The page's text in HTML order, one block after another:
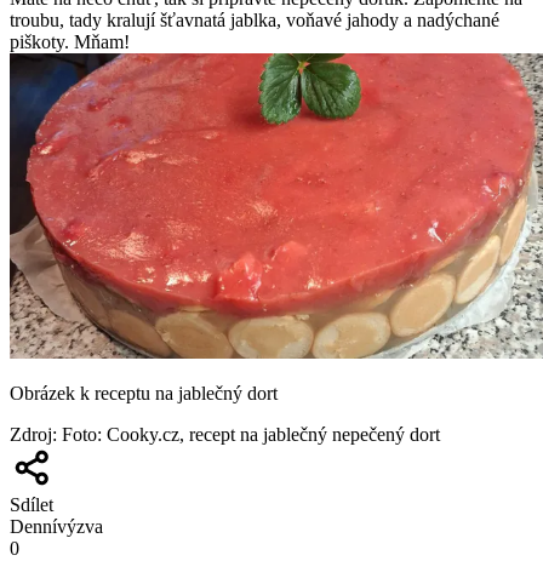
troubu, tady kralují šťavnatá jablka, voňavé jahody a nadýchané
piškoty. Mňam!
Obrázek k receptu na jablečný dort
Zdroj: Foto: Cooky.cz, recept na jablečný nepečený dort
Sdílet
Dennívýzva
0